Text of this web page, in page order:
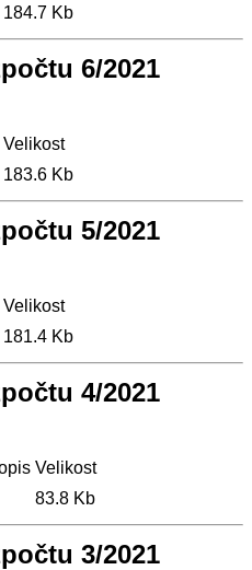
184.7 Kb
6/2021
Velikost
183.6 Kb
5/2021
Velikost
181.4 Kb
4/2021
Velikost
83.8 Kb
3/2021